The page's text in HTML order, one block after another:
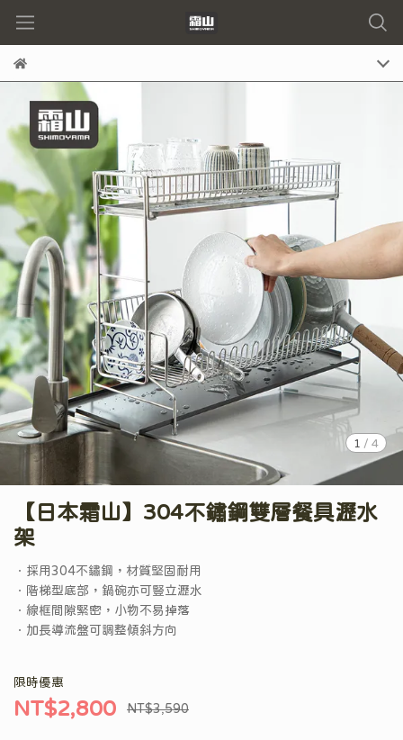
1 / 4
【日本霜山】304不鏽鋼雙層餐具瀝水
架
．採用304不鏽鋼，材質堅固耐用
．階梯型底部，鍋碗亦可豎立瀝水
．線框間隙緊密，小物不易掉落
．加長導流盤可調整傾斜方向
限時優惠
NT$2,800 NT$3,590